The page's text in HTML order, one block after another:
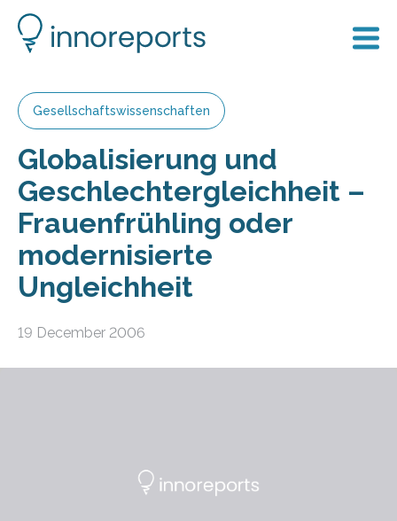
Gesellschaftswissenschaften
Globalisierung und
Geschlechtergleichheit –
Frauenfrühling oder
modernisierte
Ungleichheit
19 December 2006